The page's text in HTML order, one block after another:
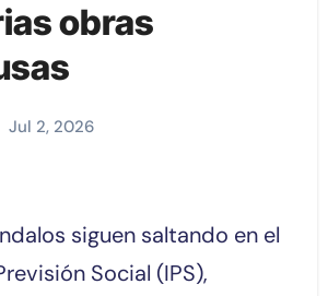
obras
Jul 2, 2026
Social (IPS),